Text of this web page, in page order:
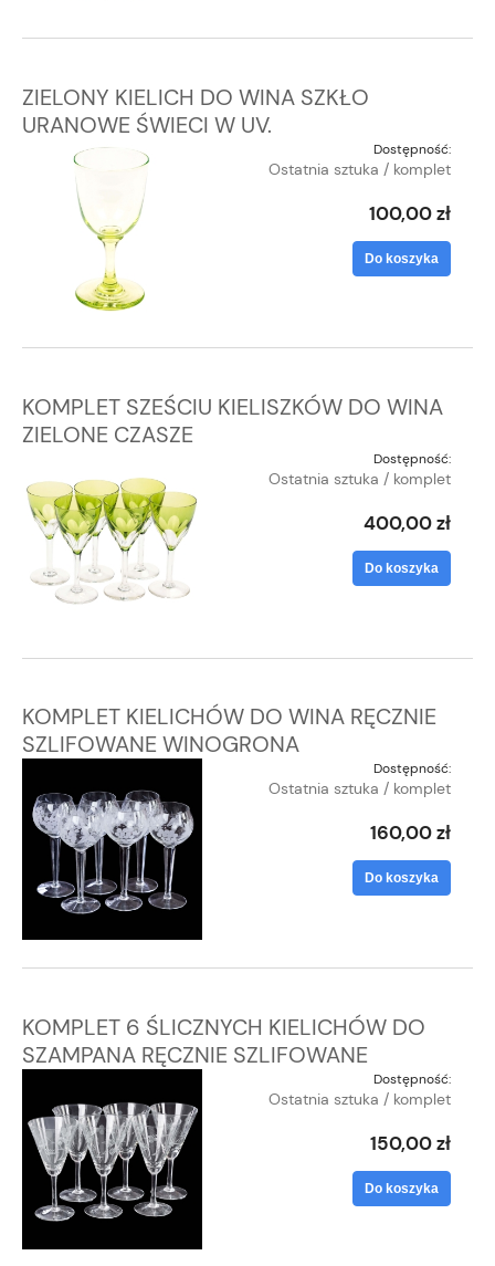
ZIELONY KIELICH DO WINA SZKŁO
URANOWE ŚWIECI W UV.
Dostępność:
Ostatnia sztuka / komplet
100,00 zł
Do koszyka
KOMPLET SZEŚCIU KIELISZKÓW DO WINA
ZIELONE CZASZE
Dostępność:
Ostatnia sztuka / komplet
400,00 zł
Do koszyka
KOMPLET KIELICHÓW DO WINA RĘCZNIE
SZLIFOWANE WINOGRONA
Dostępność:
Ostatnia sztuka / komplet
160,00 zł
Do koszyka
KOMPLET 6 ŚLICZNYCH KIELICHÓW DO
SZAMPANA RĘCZNIE SZLIFOWANE
Dostępność:
Ostatnia sztuka / komplet
150,00 zł
Do koszyka